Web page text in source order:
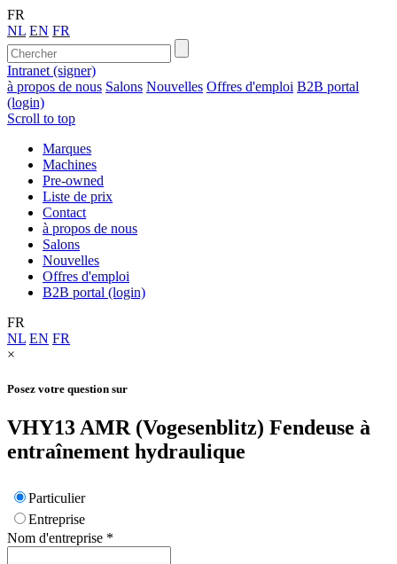
FR
NL EN FR
Intranet (signer)
à propos de nous Salons Nouvelles Offres d'emploi B2B portal
(login)
Scroll to top
Marques
Machines
Pre-owned
Liste de prix
Contact
à propos de nous
Salons
Nouvelles
Offres d'emploi
B2B portal (login)
FR
NL EN FR
×
Posez votre question sur
VHY13AMR (Vogesenblitz) Fendeuse à
entraînement hydraulique
Particulier
Entreprise
Nom d'entreprise *